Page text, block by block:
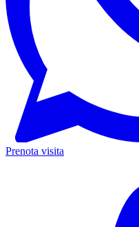
Prenota visita